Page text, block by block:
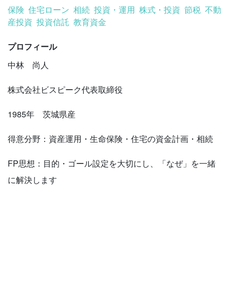
保険 住宅ローン 相続 投資・運用 株式・投資 節税 不動
産投資 投資信託 教育資金
プロフィール
中林 尚人
株式会社ビスピーク代表取締役
1985年 茨城県産
得意分野：資産運用・生命保険・住宅の資金計画・相続
FP思想：目的・ゴール設定を大切にし、「なぜ」を一緒
に解決します